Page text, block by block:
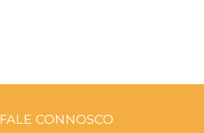
FALE CONNOSCO